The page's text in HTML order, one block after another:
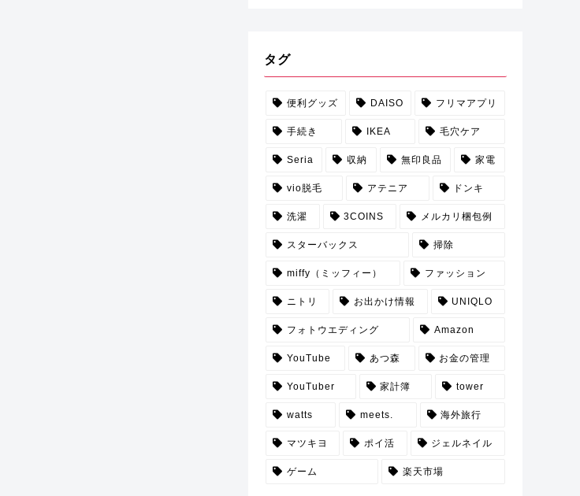
タグ
便利グッズ DAISO フリマアプリ
手続き IKEA 毛穴ケア
Seria 収納 無印良品 家電
vio脱毛 アテニア ドンキ
洗濯 3COINS メルカリ梱包例
スターバックス 掃除
miffy（ミッフィー） ファッション
ニトリ お出かけ情報 UNIQLO
フォトウエディング Amazon
YouTube あつ森 お金の管理
YouTuber 家計簿 tower
watts meets. 海外旅行
マツキヨ ポイ活 ジェルネイル
ゲーム 楽天市場